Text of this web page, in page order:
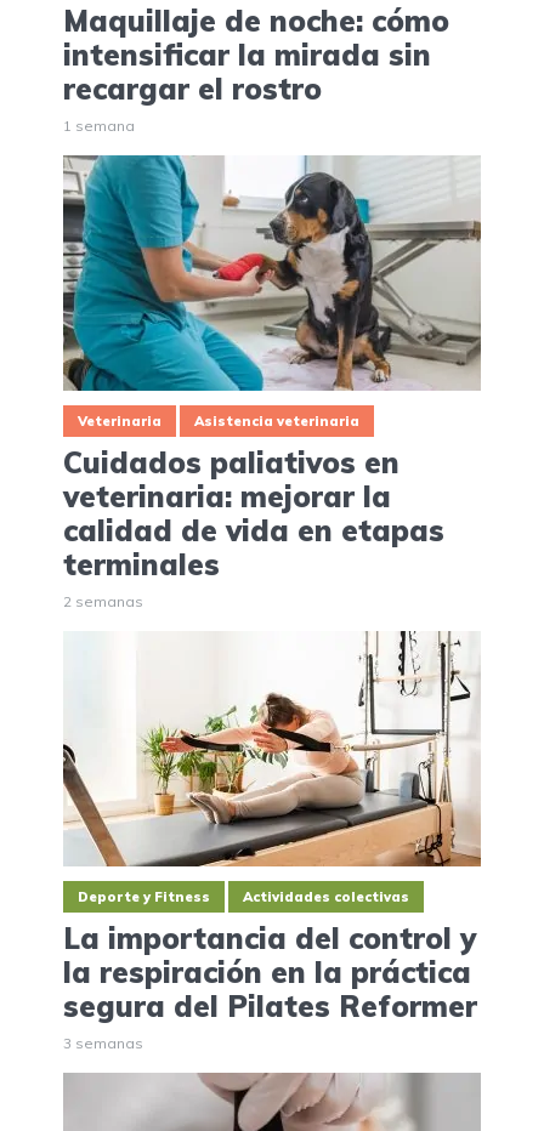
Maquillaje de noche: cómo
intensificar la mirada sin
recargar el rostro
1 semana
Veterinaria Asistencia veterinaria
Cuidados paliativos en
veterinaria: mejorar la
calidad de vida en etapas
terminales
2 semanas
Deporte y Fitness Actividades colectivas
La importancia del control y
la respiración en la práctica
segura del Pilates Reformer
3 semanas